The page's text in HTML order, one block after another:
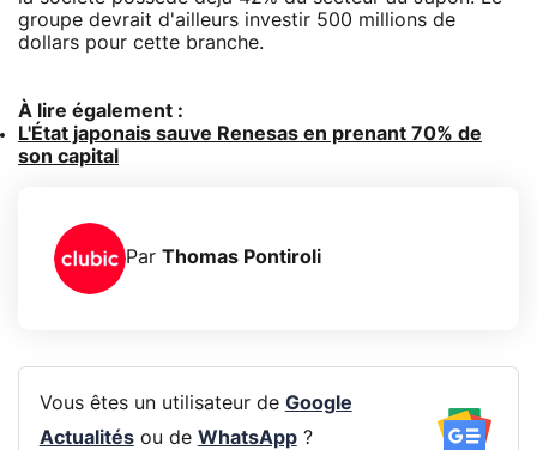
groupe devrait d'ailleurs investir 500 millions de
dollars pour cette branche.
À lire également :
L'État japonais sauve Renesas en prenant 70% de
son capital
Par Thomas Pontiroli
Vous êtes un utilisateur de Google
Actualitésou de WhatsApp?